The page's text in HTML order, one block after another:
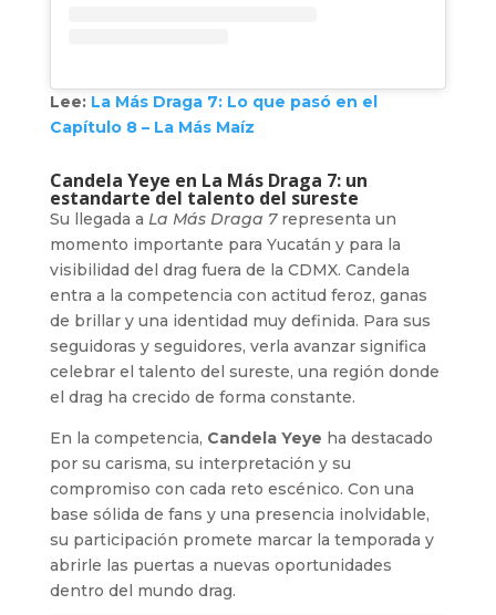
Lee: La Más Draga 7: Lo que pasó en el
Capítulo 8 – La Más Maíz
Candela Yeye en La Más Draga 7: un
estandarte del talento del sureste
Su llegada a La Más Draga 7representa un
momento importante para Yucatán y para la
visibilidad del drag fuera de la CDMX. Candela
entra a la competencia con actitud feroz, ganas
de brillar y una identidad muy definida. Para sus
seguidoras y seguidores, verla avanzar significa
celebrar el talento del sureste, una región donde
el drag ha crecido de forma constante.
En la competencia, Candela Yeye ha destacado
por su carisma, su interpretación y su
compromiso con cada reto escénico. Con una
base sólida de fans y una presencia inolvidable,
su participación promete marcar la temporada y
abrirle las puertas a nuevas oportunidades
dentro del mundo drag.